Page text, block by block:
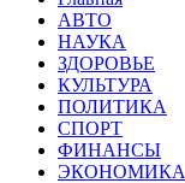
АВТО
НАУКА
ЗДОРОВЬЕ
КУЛЬТУРА
ПОЛИТИКА
СПОРТ
ФИНАНСЫ
ЭКОНОМИКА